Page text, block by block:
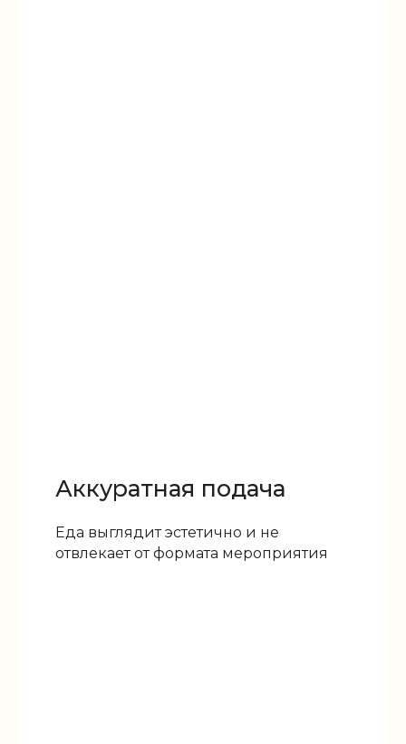
Аккуратная подача
Еда выглядит эстетично и не
отвлекает от формата мероприятия